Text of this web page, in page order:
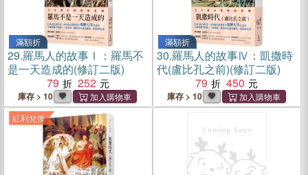
滿額折
29.羅馬人的故事Ⅰ：羅馬不
是一天造成的(修訂二版)
79
252
庫存 > 10
滿額折
30.羅馬人的故事Ⅳ：凱撒時
代(盧比孔之前)(修訂二版)
79
450
庫存 > 10
紅利兌換